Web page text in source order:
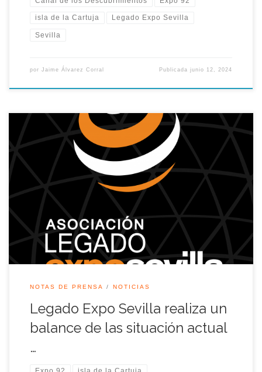
isla de la Cartuja Legado Expo Sevilla
Sevilla
por Jaime Álvarez Corral Publicadajunio 12, 2024
La Asociación Legado Expo Sevilla, comprometida con la
preservación del patrimonio heredado de la Exposición
Universal de Sevilla de 1992 e interesada en el desarrollo
sostenible de la Isla de la Cartuja y de su principal actor, el
Parque Científico y Tecnológico Cartuja de Sevilla, hace un
balance de las […]
NOTAS DE PRENSA NOTICIAS
Legado Expo Sevilla realiza un
balance de las situación actual
…